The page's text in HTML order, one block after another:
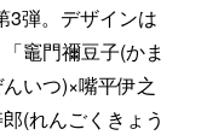
3弾。デザインは
竈門禰豆子(かま
いつ)×嘴平伊之
(れんごくきょう